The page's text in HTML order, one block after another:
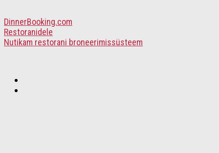
DinnerBooking.com
Restoranidele
Nutikam restorani broneerimissüsteem